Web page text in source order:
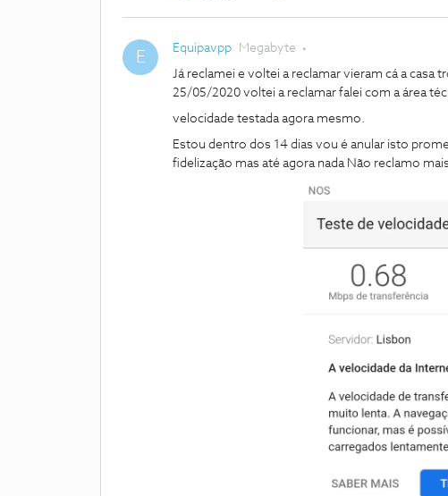
E Equipavpp Megabyte
Já reclamei e voltei a reclamar vieram cá a casa
25/05/2020 voltei a reclamar falei com a área
velocidade testada agora mesmo.
Estou dentro dos 14 dias vou é anular isto
fidelização mas até agora nada Não reclamo